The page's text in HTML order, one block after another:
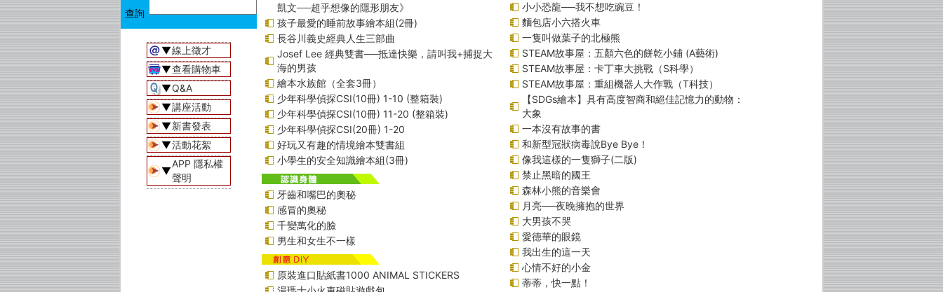
▼線上徵才
▼查看購物車
▼Q&A
▼講座活動
▼新書發表
▼活動花絮
▼
APP 隱私權
聲明
凱文──超乎想像的隱形朋友》
孩子最愛的睡前故事繪本組(2冊)
長谷川義史經典人生三部曲
Josef Lee 經典雙書──抵達快樂，請叫我+捕捉大
海的男孩
繪本水族館（全套3冊）
少年科學偵探CSI(10冊) 1-10 (整箱裝)
少年科學偵探CSI(10冊) 11-20 (整箱裝)
少年科學偵探CSI(20冊) 1-20
好玩又有趣的情境繪本雙書組
小學生的安全知識繪本組(3冊)
牙齒和嘴巴的奧秘
感冒的奧秘
千變萬化的臉
男生和女生不一樣
原裝進口貼紙書1000 ANIMAL STICKERS
小小恐龍──我不想吃豌豆！
麵包店小六搭火車
一隻叫做葉子的北極熊
STEAM故事屋：五顏六色的餅乾小鋪 (A藝術)
STEAM故事屋：卡丁車大挑戰（S科學）
STEAM故事屋：重組機器人大作戰（T科技）
【SDGs繪本】具有高度智商和絕佳記憶力的動物：
大象
一本沒有故事的書
和新型冠狀病毒說Bye Bye！
像我這樣的一隻獅子(二版)
禁止黑暗的國王
森林小熊的音樂會
月亮──夜晚擁抱的世界
大男孩不哭
愛德華的眼鏡
我出生的這一天
心情不好的小金
蒂蒂，快一點！